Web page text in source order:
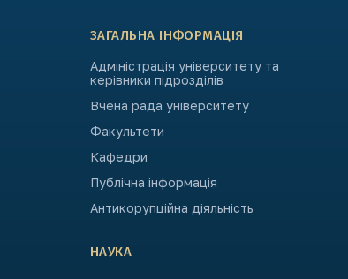
ЗАГАЛЬНА ІНФОРМАЦІЯ
Адміністрація університету та
керівники підрозділів
Вчена рада університету
Факультети
Кафедри
Публічна інформація
Антикорупційна діяльність
НАУКА